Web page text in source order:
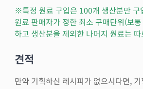
※특정 원료 구입은 100개 생산분만 구
원료 판매자가 정한 최소 구매단위(보
하고 생산분을 제외한 나머지 원료는
견적
만약 기획하신 레시피가 없으시다면,